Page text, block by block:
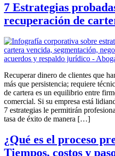
7 Estrategias
recuperación de
Recuperar dinero de clientes que
más que persistencia; requiere
de cartera es un equilibrio entre
comercial. Si su empresa está
7 estrategias le permitirán
tasa de éxito de manera […]
¿Qué es el proceso
Tiempos, costos y